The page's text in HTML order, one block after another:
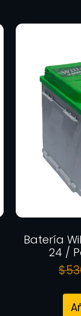
Batería
24 /
$